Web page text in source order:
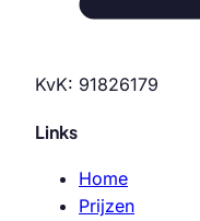
KvK: 91826179
Links
Home
Prijzen